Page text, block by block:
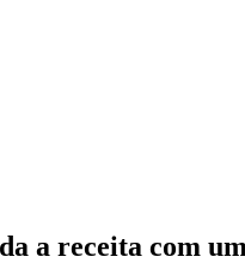
a receita com